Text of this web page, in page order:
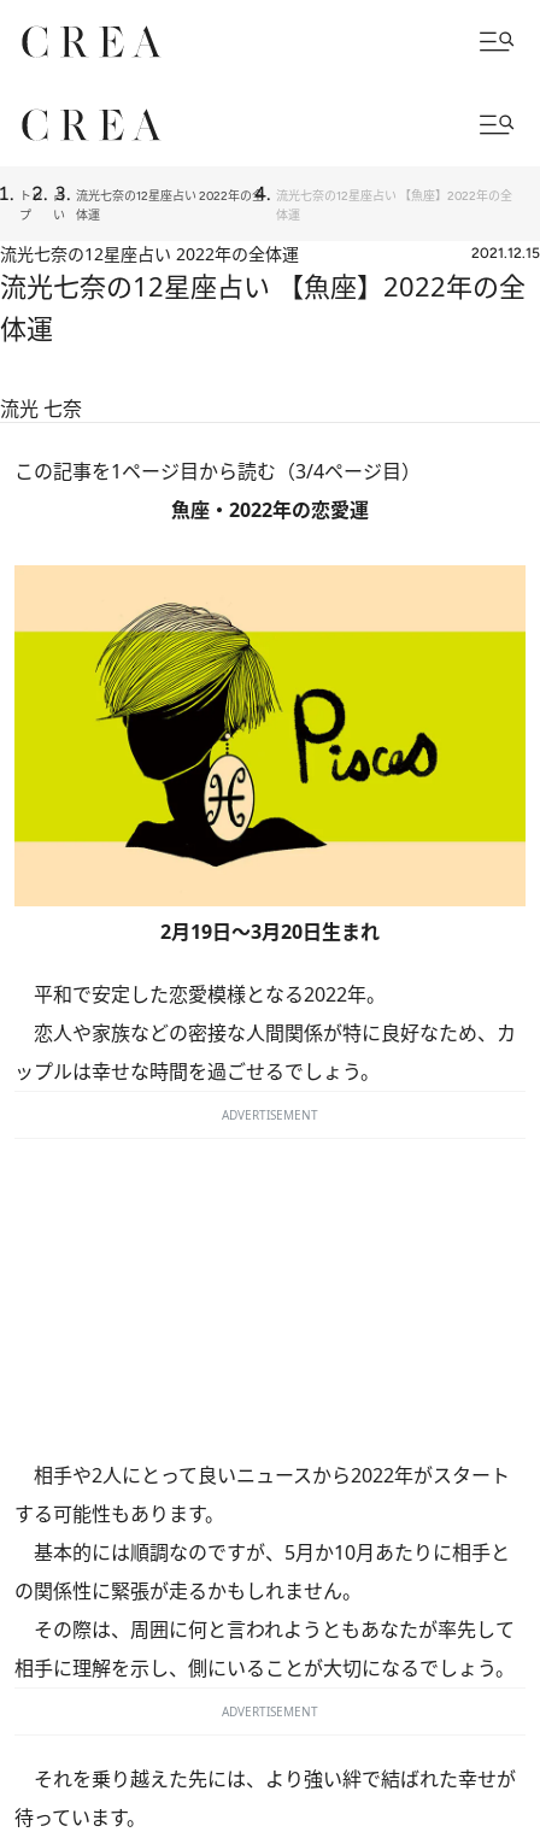
トッ
プ
占
い
流光七奈の12星座占い 2022年の全
体運
流光七奈の12星座占い 【魚座】2022年の全
体運
流光七奈の12星座占い 2022年の全体運 2021.12.15
流光七奈の12星座占い 【魚座】2022年の全
体運
流光 七奈
この記事を1ページ目から読む（3/4ページ目）
魚座・2022年の恋愛運
2月19日～3月20日生まれ
平和で安定した恋愛模様となる2022年。
恋人や家族などの密接な人間関係が特に良好なため、カ
ップルは幸せな時間を過ごせるでしょう。
ADVERTISEMENT
相手や2人にとって良いニュースから2022年がスタート
する可能性もあります。
基本的には順調なのですが、5月か10月あたりに相手と
の関係性に緊張が走るかもしれません。
その際は、周囲に何と言われようともあなたが率先して
相手に理解を示し、側にいることが大切になるでしょう。
ADVERTISEMENT
それを乗り越えた先には、より強い絆で結ばれた幸せが
待っています。